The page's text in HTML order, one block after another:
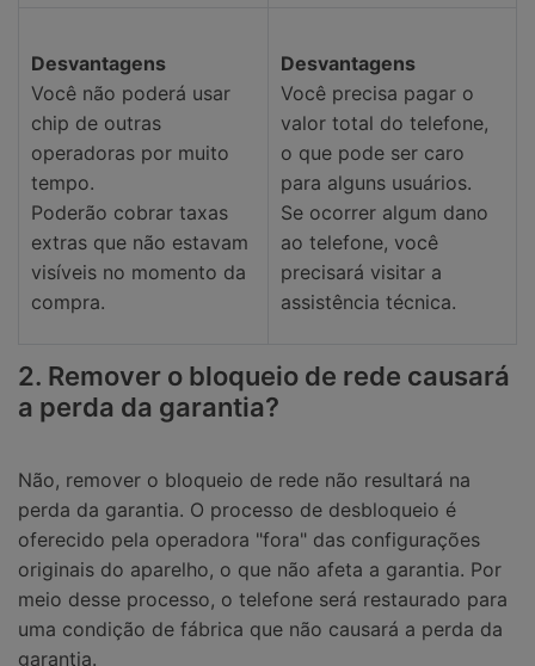
Desvantagens
Você não poderá usar
chip de outras
operadoras por muito
tempo.
Poderão cobrar taxas
extras que não estavam
visíveis no momento da
compra.
Desvantagens
Você precisa pagar o
valor total do telefone,
o que pode ser caro
para alguns usuários.
Se ocorrer algum dano
ao telefone, você
precisará visitar a
assistência técnica.
2. Remover o bloqueio de rede causará
a perda da garantia?
Não, remover o bloqueio de rede não resultará na
perda da garantia. O processo de desbloqueio é
oferecido pela operadora "fora" das configurações
originais do aparelho, o que não afeta a garantia. Por
meio desse processo, o telefone será restaurado para
uma condição de fábrica que não causará a perda da
garantia.